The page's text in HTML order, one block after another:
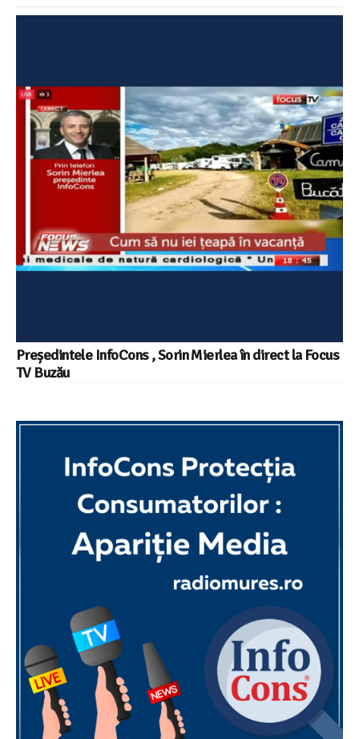
Președintele InfoCons , Sorin Mierlea în direct la Focus
TV Buzău